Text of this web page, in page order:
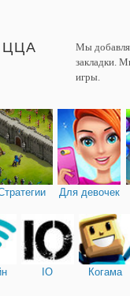
Мы
закладки.
игры.
Для девочек
IO Когама